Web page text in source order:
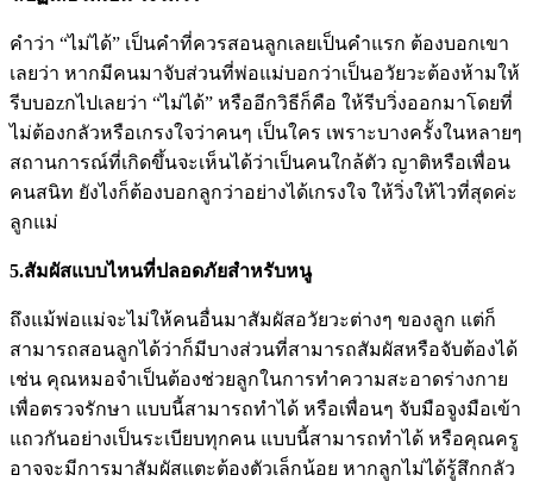
คำว่า “ไม่ได้” เป็นคำที่ควรสอนลูกเลยเป็นคำแรก ต้องบอกเขา
เลยว่า หากมีคนมาจับส่วนที่พ่อแม่บอกว่าเป็นอวัยวะต้องห้ามให้
รีบบอzกไปเลยว่า “ไม่ได้” หรืออีกวิธีก็คือ ให้รีบวิ่งออกมาโดยที่
ไม่ต้องกลัวหรือเกรงใจว่าคนๆ เป็นใคร เพราะบางครั้งในหลายๆ
สถานการณ์ที่เกิดขึ้นจะเห็นได้ว่าเป็นคนใกล้ตัว ญาติหรือเพื่อน
คนสนิท ยังไงก็ต้องบอกลูกว่าอย่างได้เกรงใจ ให้วิ่งให้ไวที่สุดค่ะ
ลูกแม่
5.สัมผัสแบบไหนที่ปลอดภัยสำหรับหนู
ถึงแม้พ่อแม่จะไม่ให้คนอื่นมาสัมผัสอวัยวะต่างๆ ของลูก แต่ก็
สามารถสอนลูกได้ว่าก็มีบางส่วนที่สามารถสัมผัสหรือจับต้องได้
เช่น คุณหมอจำเป็นต้องช่วยลูกในการทำความสะอาดร่างกาย
เพื่อตรวจรักษา แบบนี้สามารถทำได้ หรือเพื่อนๆ จับมือจูงมือเข้า
แถวกันอย่างเป็นระเบียบทุกคน แบบนี้สามารถทำได้ หรือคุณครู
อาจจะมีการมาสัมผัสแตะต้องตัวเล็กน้อย หากลูกไม่ได้รู้สึกกลัว